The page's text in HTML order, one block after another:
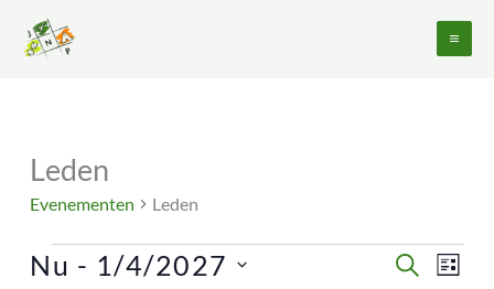
naar
Leden
Evenementen Leden
Evenementen
Evenementen
ZOEKEN
LIJST
Nu - 1/4/2027